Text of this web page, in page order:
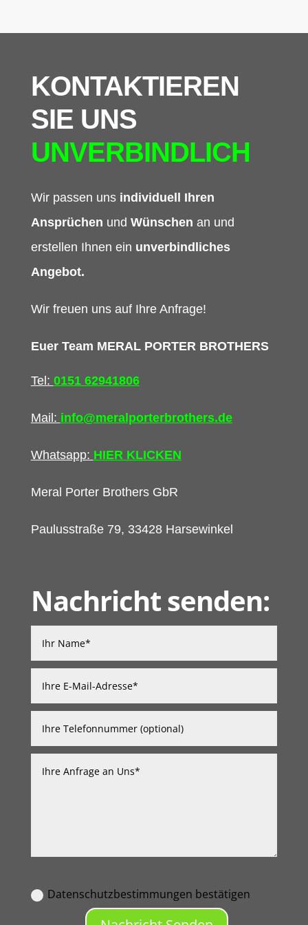
KONTAKTIEREN
SIE UNS
UNVERBINDLICH
Wir passen uns individuell Ihren
Ansprüchen und Wünschen an und
erstellen Ihnen ein unverbindliches
Angebot.
Wir freuen uns auf Ihre Anfrage!
Euer Team MERAL PORTER BROTHERS
Tel: 0151 62941806
Mail: info@meralporterbrothers.de
Whatsapp: HIER KLICKEN
Meral Porter Brothers GbR
Paulusstraße 79, 33428 Harsewinkel
Nachricht senden:
Datenschutzbestimmungen bestätigen